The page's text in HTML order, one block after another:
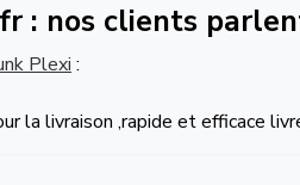
: nos clients
Plexi :
la livraison ,rapide et efficace